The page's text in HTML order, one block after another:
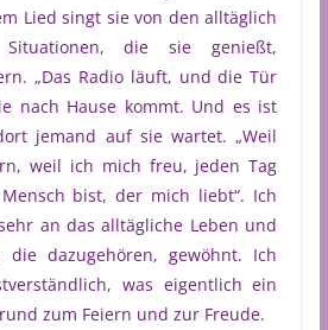
Lied singt sie von den alltäglich
Situationen, die sie genießt,
„Das Radio läuft, und die Tür
nach Hause kommt. Und es ist
jemand auf sie wartet. „Weil
weil ich mich freu, jeden Tag
bist, der mich liebt“. Ich
an das alltägliche Leben und
dazugehören, gewöhnt. Ich
was eigentlich ein
zum Feiern und zur Freude.